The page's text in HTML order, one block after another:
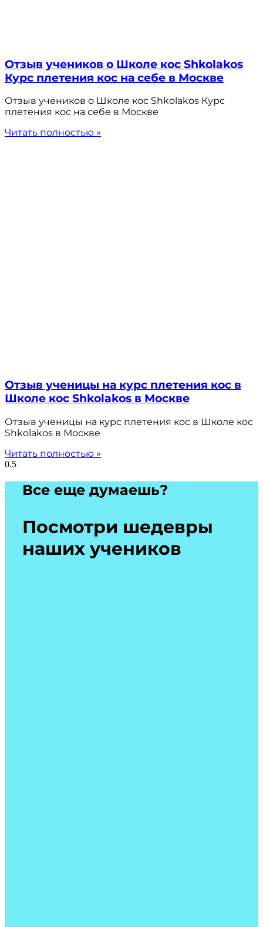
Отзыв учеников о Школе кос Shkolakos
Курс плетения кос на себе в Москве
Отзыв учеников о Школе кос Shkolakos Курс
плетения кос на себе в Москве
Читать полностью »
Отзыв ученицы на курс плетения кос в
Школе кос Shkolakos в Москве
Отзыв ученицы на курс плетения кос в Школе кос
Shkolakos в Москве
Читать полностью »
Все еще думаешь?
Посмотри шедевры
наших учеников